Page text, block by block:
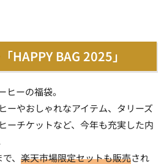
HAPPY BAG 2025」
ーの福袋。
ーやおしゃれなアイテム、タリーズ
ーチケットなど、今年も充実した内
、 楽天市場限定セットも販売され